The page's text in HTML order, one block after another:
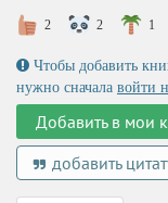
2 2 1
Чтобы добавить
нужно сначала войти
Добавить в мои
добавить